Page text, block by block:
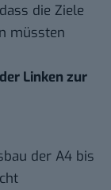
die Ziele
müssten
Linken zur
der A4 bis